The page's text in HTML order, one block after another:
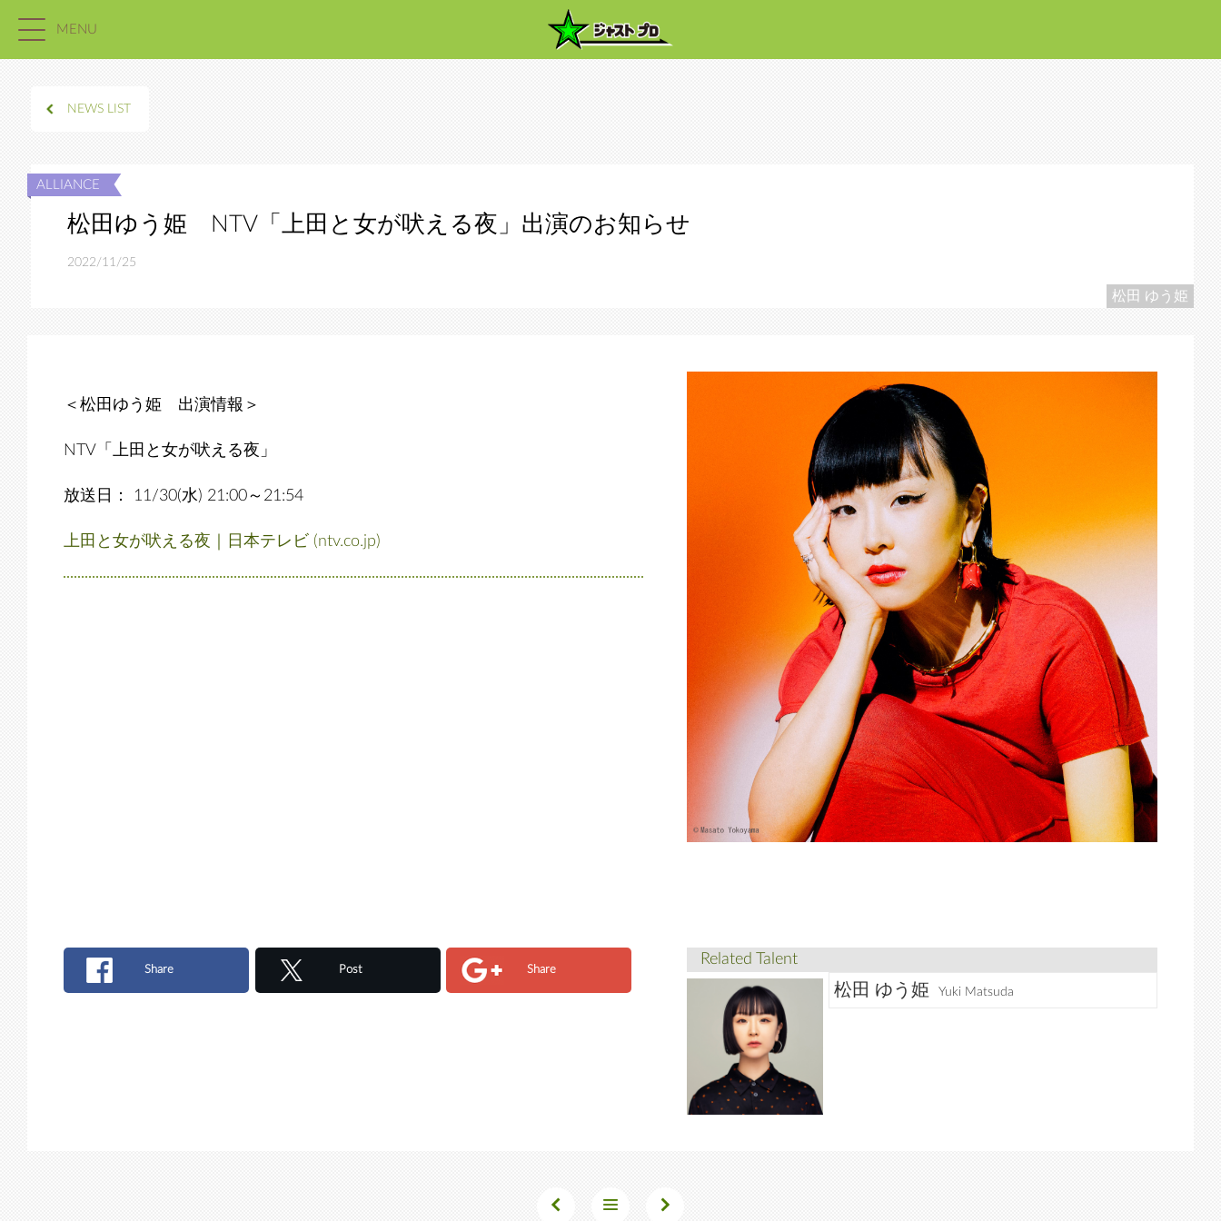
MENU
NEWS LIST
松田ゆう姫 NTV「上田と女が吠える夜」出演のお知らせ
2022/11/25
松田 ゆう姫
＜松田ゆう姫 出演情報＞
NTV「上田と女が吠える夜」
放送日： 11/30(水) 21:00～21:54
上田と女が吠える夜｜日本テレビ (ntv.co.jp)
Share Post Share
Related Talent
松田 ゆう姫 Yuki Matsuda